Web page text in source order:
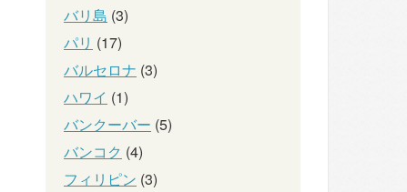
バリ島 (3)
パリ (17)
バルセロナ (3)
ハワイ (1)
バンクーバー (5)
バンコク (4)
フィリピン (3)